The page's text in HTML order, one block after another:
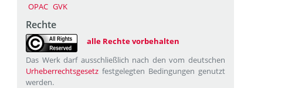
OPAC GVK
Rechte
alle Rechte vorbehalten
Das Werk darf ausschließlich nach den vom deutschen
Urheberrechtsgesetz festgelegten Bedingungen genutzt
werden.